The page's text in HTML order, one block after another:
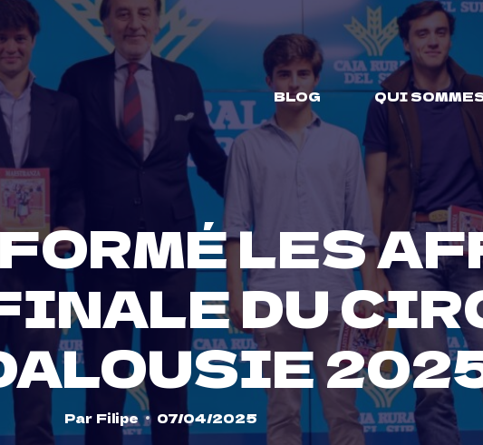
BLOG
QUI
LES
DU
Par Filipe 07/04/2025